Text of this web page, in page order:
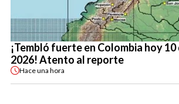
¡Tembló fuerte en Colombia hoy
2026! Atento al reporte
Haceuna hora